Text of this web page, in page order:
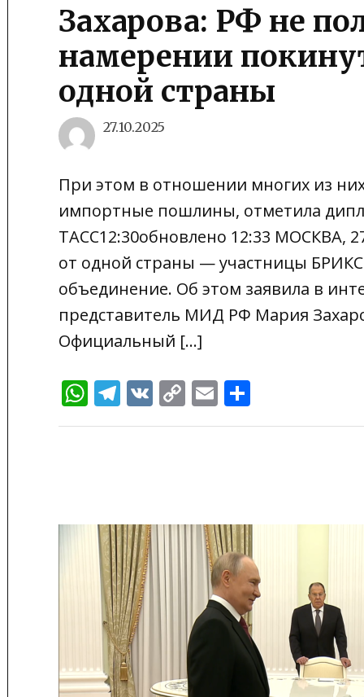
Захарова: РФ не
намерении
одной страны
27.10.2025
При этом в отношении многих из
импортные пошлины, отметила
ТАСС12:30обновлено 12:33 МОСКВА,
от одной страны — участницы
объединение. Об этом заявила в
представитель МИД РФ Мария
Официальный […]
WhatsApp
Telegram
VK Copy
Link
Email